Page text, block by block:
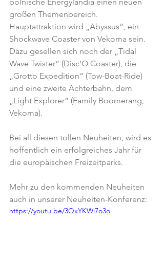
großen Themenbereich.
Hauptattraktion wird „Abyssus“, ein
Shockwave Coaster von Vekoma sein.
Dazu gesellen sich noch der „Tidal
Wave Twister“ (Disc’O Coaster), die
„Grotto Expedition“ (Tow-Boat-Ride)
und eine zweite Achterbahn, dem
„Light Explorer“ (Family Boomerang,
Vekoma).
Bei all diesen tollen Neuheiten, wird es
hoffentlich ein erfolgreiches Jahr für
die europäischen Freizeitparks.
Mehr zu den kommenden Neuheiten
auch in unserer Neuheiten-Konferenz:
https://youtu.be/3QxYKWi7o3o